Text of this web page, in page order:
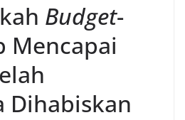
Budget-
Mencapai
Dihabiskan